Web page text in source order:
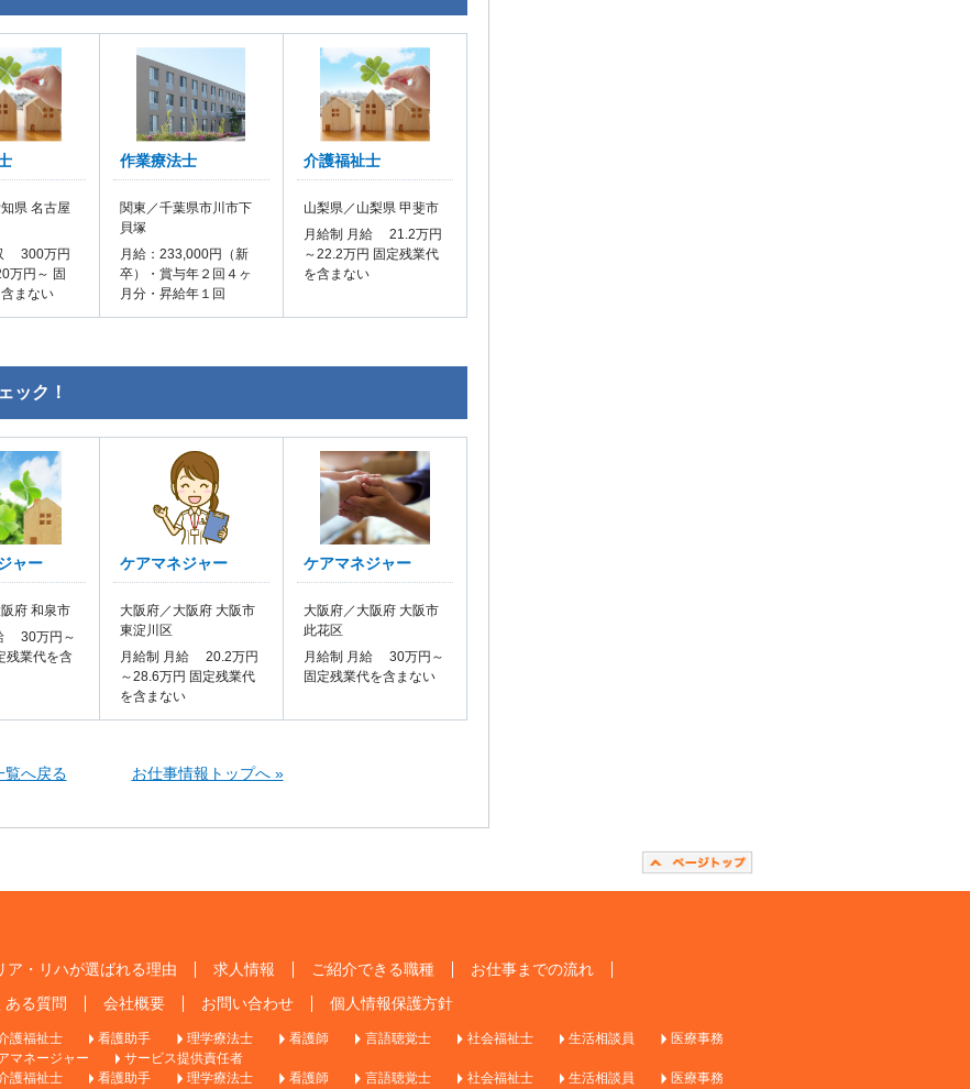
県 名古屋
300万円
万円～ 固
まない
作業療法士
関東／千葉県市川市下
貝塚
月給：233,000円（新
卒）・賞与年２回４ヶ
月分・昇給年１回
介護福祉士
山梨県／山梨県 甲斐市
月給制 月給 21.2万円
～22.2万円 固定残業代
を含まない
ック！
ャー
府 和泉市
30万円～
残業代を含
ケアマネジャー
大阪府／大阪府 大阪市
東淀川区
月給制 月給 20.2万円
～28.6万円 固定残業代
を含まない
ケアマネジャー
大阪府／大阪府 大阪市
此花区
月給制 月給 30万円～
固定残業代を含まない
覧へ戻る お仕事情報トップへ »
ア・リハが選ばれる理由 求人情報 ご紹介できる職種
お仕事までの流れ
ある質問
会社概要 お問い合わせ 個人情報保護方針
護福祉士 看護助手 理学療法士 看護師 言語聴覚士 社会福祉士 生活相談員
医療事務
マネージャー サービス提供責任者
護福祉士 看護助手 理学療法士 看護師 言語聴覚士 社会福祉士 生活相談員 医療事務